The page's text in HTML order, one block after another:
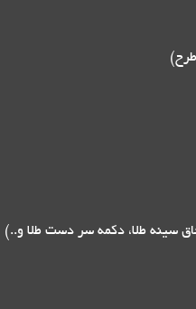
سینه طلا، دکمه سر دست طلا و..)